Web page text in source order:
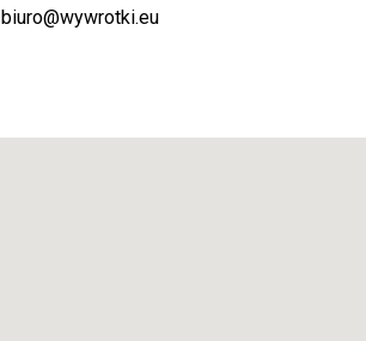
biuro@wywrotki.eu